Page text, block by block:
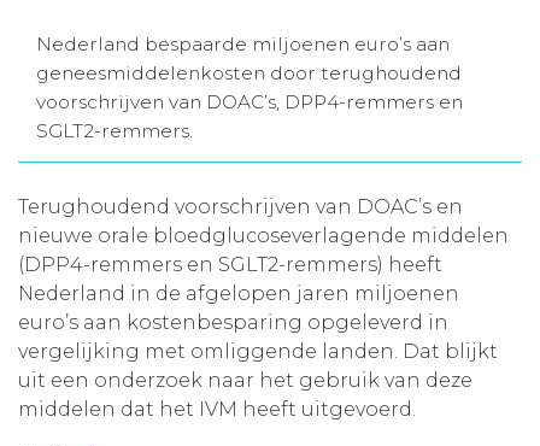
Aanmelden nieuwsbrief
Inloggen
Nederland bespaarde miljoenen euro’s aan
geneesmiddelenkosten door terughoudend
voorschrijven van DOAC’s, DPP4-remmers en
SGLT2-remmers.
Terughoudend voorschrijven van DOAC’s en
nieuwe orale bloedglucoseverlagende middelen
(DPP4-remmers en SGLT2-remmers) heeft
Nederland in de afgelopen jaren miljoenen
euro’s aan kostenbesparing opgeleverd in
vergelijking met omliggende landen. Dat blijkt
uit een onderzoek naar het gebruik van deze
middelen dat het IVM heeft uitgevoerd.